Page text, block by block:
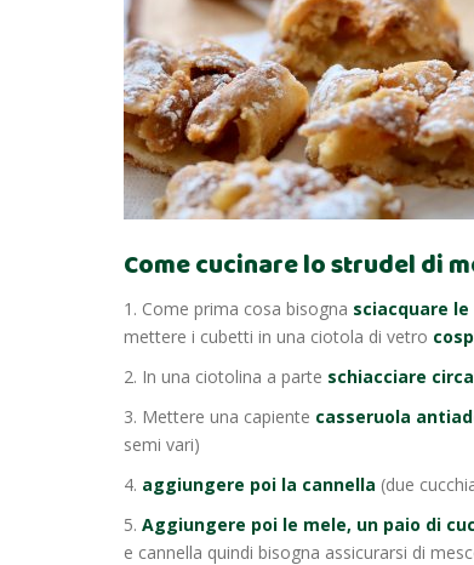
Come cucinare lo strudel di
1. Come prima cosa bisogna sciacquare
mettere i cubetti in una ciotola di vetro
2. In una ciotolina a parte schiacciare
3. Mettere una capiente casseruola
semi vari)
4. aggiungere poi la cannella (due
5. Aggiungere poi le mele, un paio di
e cannella quindi bisogna assicurarsi di